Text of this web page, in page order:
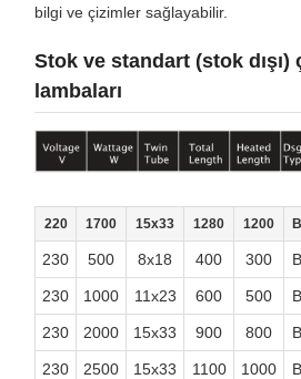
bilgi ve çizimler sağlayabilir.
Stok ve standart (stok dışı)
lambaları
220 1700 15x33 1280 1200 B
230 500 8x18 400 300 B
230 1000 11x23 600 500 B
230 2000 15x33 900 800 B
230 2500 15x33 1100 1000 B